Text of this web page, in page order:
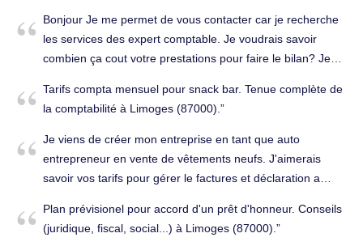
Bonjour Je me permet de vous contacter car je recherche
les services des expert comptable. Je voudrais savoir
combien ça cout votre prestations pour faire le bilan? Je
mon profond respect. Salutations. Tenue complète de la
comptabilité à Limoges (87000).
Tarifs compta mensuel pour snack bar. Tenue complète de
la comptabilité à Limoges (87000).
Je viens de créer mon entreprise en tant que auto
entrepreneur en vente de vêtements neufs. J'aimerais
savoir vos tarifs pour gérer le factures et déclaration a
Limoges (87000).
Plan prévisionel pour accord d'un prêt d'honneur. Conseils
(juridique, fiscal, social...) à Limoges (87000).